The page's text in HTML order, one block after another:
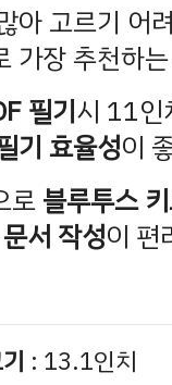
아 고르기 어
가장 추천하
필기시 11인
기 효율성이
로블루투스
문서 작성이 편
: 13.1인치